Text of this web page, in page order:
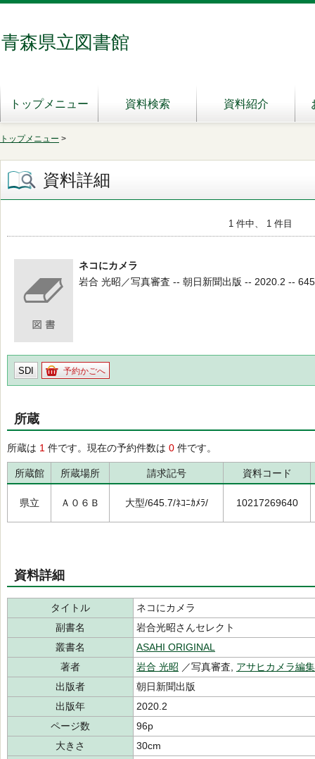
青森県立図書館
トップメニュー 資料検索 資料紹介
トップメニュー >
資料詳細
1 件中、 1 件目
ネコにカメラ
岩合 光昭／写真審査 -- 朝日新聞出版 -- 2020.2 --
SDI 予約かごへ
所蔵
所蔵は 1 件です。現在の予約件数は 0 件です。
所蔵館 所蔵場所 請求記号 資料コード
県立 Ａ０６Ｂ 大型/645.7/ﾈｺﾆｶﾒﾗ/ 10217269640
資料詳細
タイトル
ネコにカメラ
副書名
岩合光昭さんセレクト
叢書名
ASAHI ORIGINAL
著者
岩合 光昭 ／写真審査, アサヒカメラ編
出版者
朝日新聞出版
出版年
2020.2
ページ数
96p
大きさ
30cm